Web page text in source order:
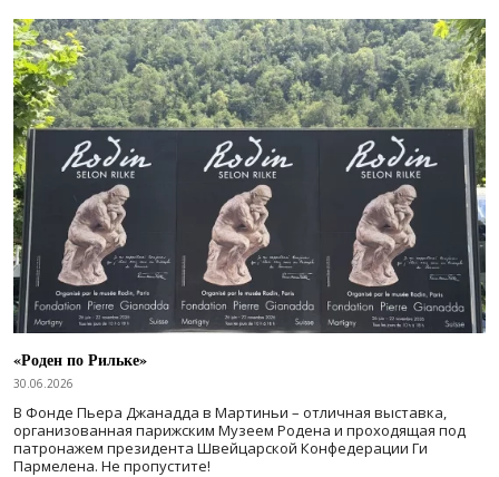
«Роден по Рильке»
30.06.2026
В Фонде Пьера Джанадда в Мартиньи – отличная выставка,
организованная парижским Музеем Родена и проходящая под
патронажем президента Швейцарской Конфедерации Ги
Пармелена. Не пропустите!